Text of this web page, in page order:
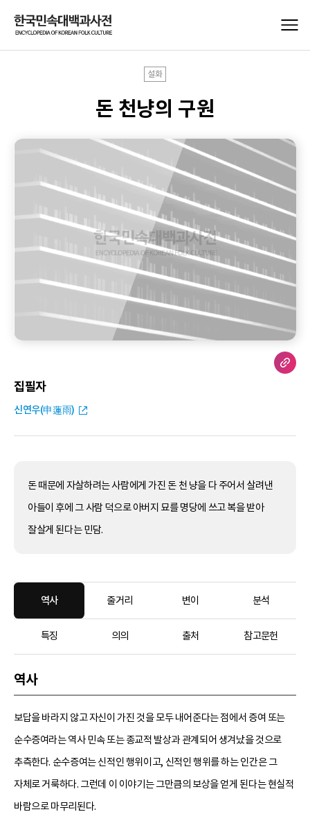
설화
돈 천냥의 구원
집필자
신연우(申蓮雨)
돈 때문에 자살하려는 사람에게 가진 돈 천 냥을 다 주어서 살려낸
아들이 후에 그 사람 덕으로 아버지 묘를 명당에 쓰고 복을 받아
잘살게 된다는 민담.
역사 줄거리 변이 분석
특징 의의 출처 참고문헌
역사
보답을 바라지 않고 자신이 가진 것을 모두 내어준다는 점에서 증여 또는
순수증여라는 역사 민속 또는 종교적 발상과 관계되어 생겨났을 것으로
추측한다. 순수증여는 신적인 행위이고, 신적인 행위를 하는 인간은 그
자체로 거룩하다. 그런데 이 이야기는 그만큼의 보상을 얻게 된다는 현실적
바람으로 마무리된다.